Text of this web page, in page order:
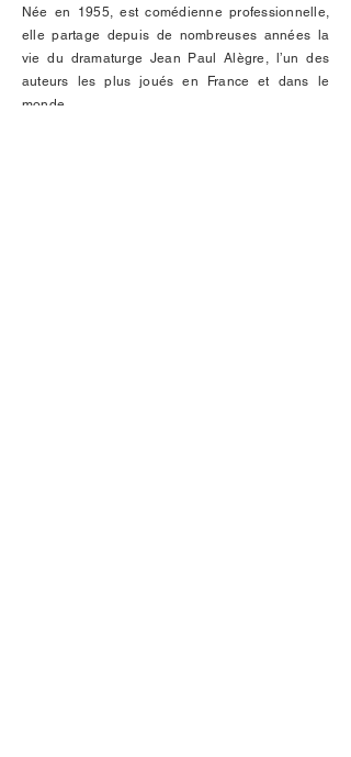
Née en 1955, est comédienne professionnelle,
elle partage depuis de nombreuses années la
vie du dramaturge Jean Paul Alègre, l’un des
auteurs les plus joués en France et dans le
monde.